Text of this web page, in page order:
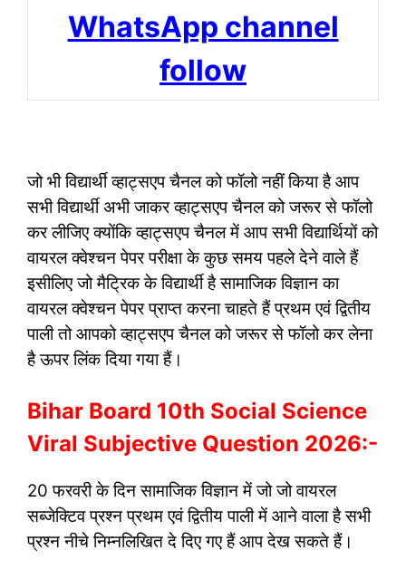
WhatsApp channel
follow
जो भी विद्यार्थी व्हाट्सएप चैनल को फॉलो नहीं किया है आप
सभी विद्यार्थी अभी जाकर व्हाट्सएप चैनल को जरूर से फॉलो
कर लीजिए क्योंकि व्हाट्सएप चैनल में आप सभी विद्यार्थियों को
वायरल क्वेश्चन पेपर परीक्षा के कुछ समय पहले देने वाले हैं
इसीलिए जो मैट्रिक के विद्यार्थी है सामाजिक विज्ञान का
वायरल क्वेश्चन पेपर प्राप्त करना चाहते हैं प्रथम एवं द्वितीय
पाली तो आपको व्हाट्सएप चैनल को जरूर से फॉलो कर लेना
है ऊपर लिंक दिया गया हैं।
Bihar Board 10th Social Science
Viral Subjective Question 2026:-
20 फरवरी के दिन सामाजिक विज्ञान में जो जो वायरल
सब्जेक्टिव प्रश्न प्रथम एवं द्वितीय पाली में आने वाला है सभी
प्रश्न नीचे निम्नलिखित दे दिए गए हैं आप देख सकते हैं।